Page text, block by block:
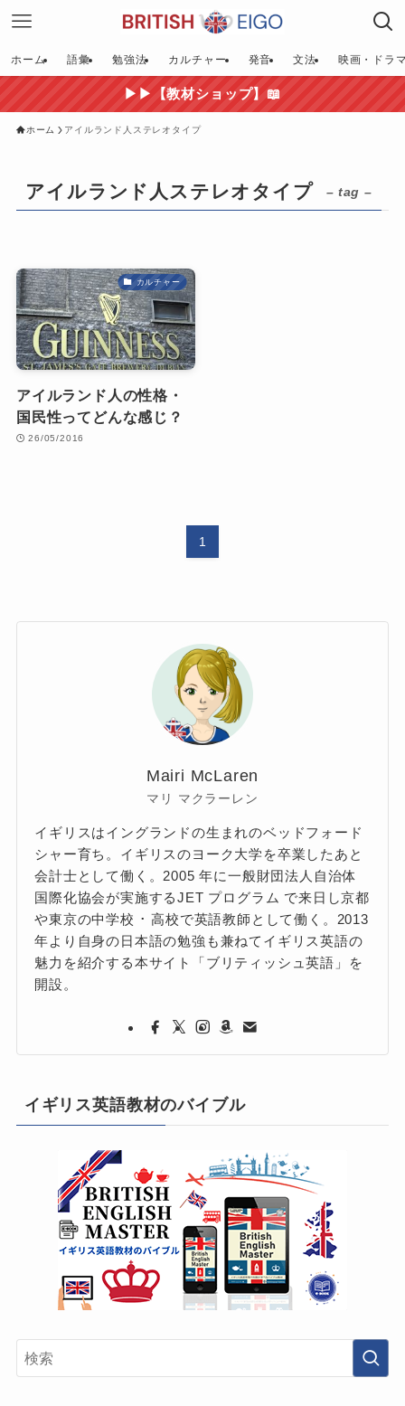
ホーム 語彙 勉強法 カルチャー 発音 文法 映画・ドラ
▶▶【教材ショップ】📖
ホーム アイルランド人ステレオタイプ
アイルランド人ステレオタイプ – tag –
カルチャー
アイルランド人の性格・
国民性ってどんな感じ？
26/05/2016
1
Mairi McLaren
マリ マクラーレン
イギリスはイングランドの生まれのベッドフォード
シャー育ち。イギリスのヨーク大学を卒業したあと
会計士として働く。2005 年に一般財団法人自治体
国際化協会が実施するJET プログラム で来日し京都
や東京の中学校 ･ 高校で英語教師として働く。2013
年より自身の日本語の勉強も兼ねてイギリス英語の
魅力を紹介する本サイト「ブリティッシュ英語」を
開設。
イギリス英語教材のバイブル